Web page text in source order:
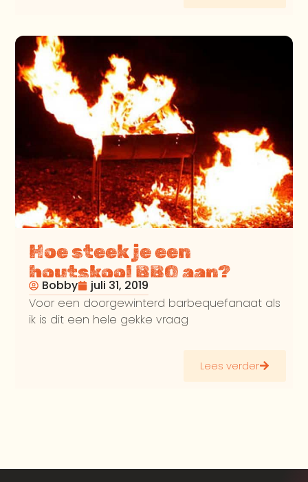
Hoe steek je een
houtskool BBQ aan?
Bobby
juli 31, 2019
Voor een doorgewinterd barbequefanaat als
ik is dit een hele gekke vraag
Lees verder